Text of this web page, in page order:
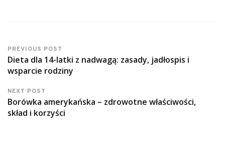
PREVIOUS POST
Dieta dla 14-latki z nadwagą: zasady, jadłospis i
wsparcie rodziny
NEXT POST
Borówka amerykańska – zdrowotne właściwości,
skład i korzyści